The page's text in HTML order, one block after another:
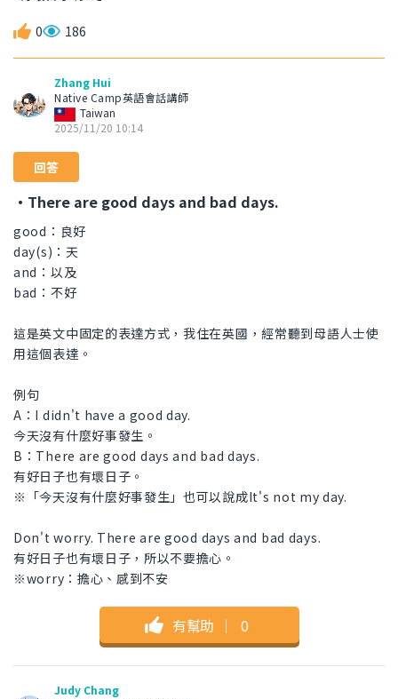
0 186
Zhang Hui
Native Camp英語會話講師
Taiwan
2025/11/20 10:14
回答
・There are good days and bad days.
good：良好
day(s)：天
and：以及
bad：不好
這是英文中固定的表達方式，我住在英國，經常聽到母語人士使
用這個表達。
例句
A：I didn't have a good day.
今天沒有什麼好事發生。
B：There are good days and bad days.
有好日子也有壞日子。
※「今天沒有什麼好事發生」也可以說成It's not my day.
Don't worry. There are good days and bad days.
有好日子也有壞日子，所以不要擔心。
※worry：擔心、感到不安
有幫助 ｜ 0
Judy Chang